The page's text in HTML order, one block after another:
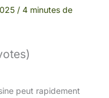
/ 4 minutes de
peut rapidement